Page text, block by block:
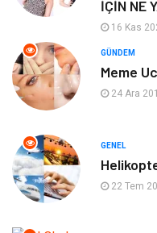
Güzellik
Bahçe Ev
Finans & Ekonomi
İÇİN NE
16 Kas
GÜNDEM
Meme
24 Ara
GENEL
22 Tem